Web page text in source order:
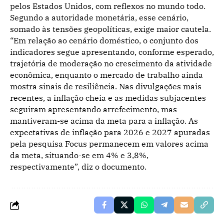
pelos Estados Unidos, com reflexos no mundo todo.
Segundo a autoridade monetária, esse cenário,
somado às tensões geopolíticas, exige maior cautela.
“Em relação ao cenário doméstico, o conjunto dos
indicadores segue apresentando, conforme esperado,
trajetória de moderação no crescimento da atividade
econômica, enquanto o mercado de trabalho ainda
mostra sinais de resiliência. Nas divulgações mais
recentes, a inflação cheia e as medidas subjacentes
seguiram apresentando arrefecimento, mas
mantiveram-se acima da meta para a inflação. As
expectativas de inflação para 2026 e 2027 apuradas
pela pesquisa Focus permanecem em valores acima
da meta, situando-se em 4% e 3,8%,
respectivamente”, diz o documento.